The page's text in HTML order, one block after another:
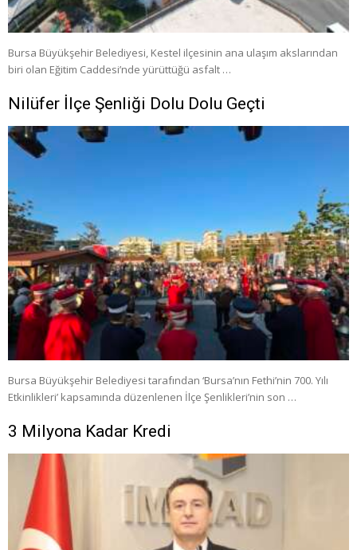
Bursa Büyükşehir Belediyesi, Kestel ilçesinin ana ulaşım akslarından
biri olan Eğitim Caddesi’nde yürüttüğü asfalt …
Nilüfer İlçe Şenliği Dolu Dolu Geçti
Bursa Büyükşehir Belediyesi tarafından ‘Bursa’nın Fethi’nin 700. Yılı
Etkinlikleri’ kapsamında düzenlenen İlçe Şenlikleri’nin son …
3 Milyona Kadar Kredi